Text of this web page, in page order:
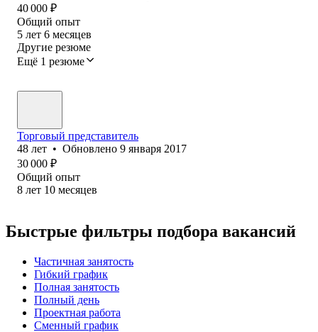
40 000 ₽
Общий опыт
5 лет 6 месяцев
Другие резюме
Ещё 1 резюме
Торговый представитель
48 лет • Обновлено 9 января 2017
30 000 ₽
Общий опыт
8 лет 10 месяцев
Быстрые фильтры подбора вакансий
Частичная занятость
Гибкий график
Полная занятость
Полный день
Проектная работа
Сменный график